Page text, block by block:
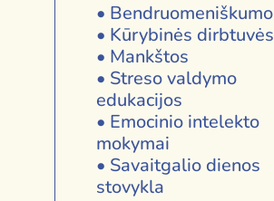
• Bendruomeniškumo
• Kūrybinės dirbtuvės
• Mankštos
• Streso valdymo
edukacijos
• Emocinio intelekto
mokymai
• Savaitgalio dienos
stovykla